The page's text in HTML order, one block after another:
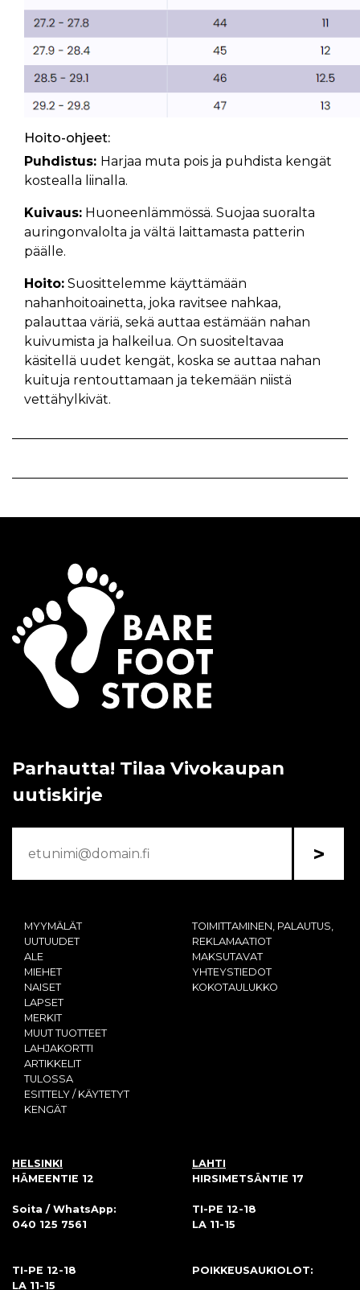
Hoito-ohjeet:
Puhdistus: Harjaa muta pois ja puhdista kengät
kostealla liinalla.
Kuivaus: Huoneenlämmössä. Suojaa suoralta
auringonvalolta ja vältä laittamasta patterin
päälle.
Hoito: Suosittelemme käyttämään
nahanhoitoainetta, joka ravitsee nahkaa,
palauttaa väriä, sekä auttaa estämään nahan
kuivumista ja halkeilua. On suositeltavaa
käsitellä uudet kengät, koska se auttaa nahan
kuituja rentouttamaan ja tekemään niistä
vettähylkivät.
Parhautta! Tilaa Vivokaupan
uutiskirje
>
MYYMÄLÄT
UUTUUDET
ALE
MIEHET
NAISET
LAPSET
MERKIT
MUUT TUOTTEET
LAHJAKORTTI
ARTIKKELIT
TULOSSA
ESITTELY / KÄYTETYT
KENGÄT
TOIMITTAMINEN, PALAUTUS,
REKLAMAATIOT
MAKSUTAVAT
YHTEYSTIEDOT
KOKOTAULUKKO
HELSINKI
HÄMEENTIE 12
Soita / WhatsApp:
040 125 7561
TI-PE 12-18
LA 11-15
LAHTI
HIRSIMETSÄNTIE 17
TI-PE 12-18
LA 11-15
POIKKEUSAUKIOLOT: